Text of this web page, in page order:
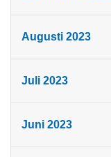
Augusti 2023
Juli 2023
Juni 2023